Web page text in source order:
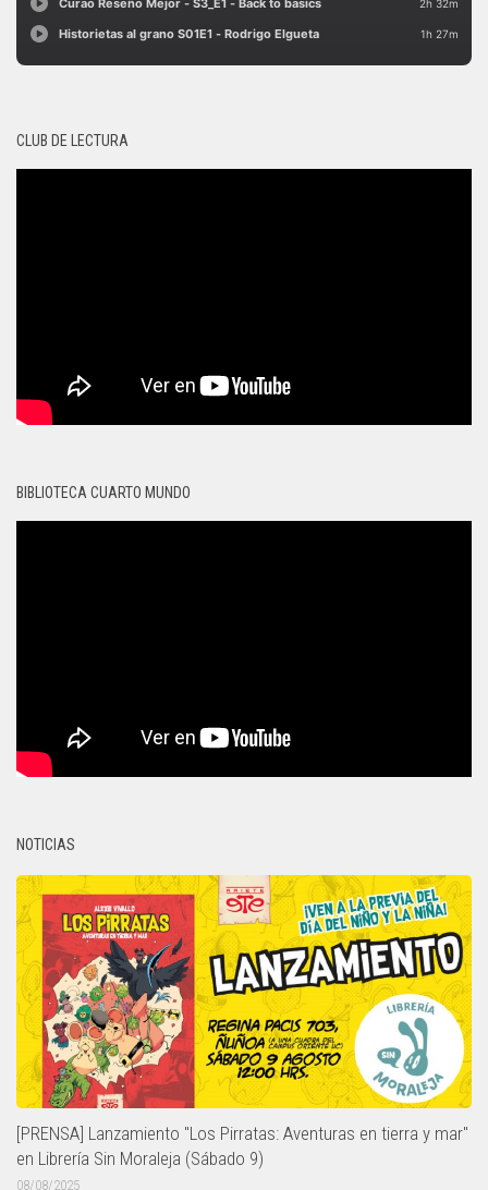
CLUB DE LECTURA
BIBLIOTECA CUARTO MUNDO
NOTICIAS
[PRENSA] Lanzamiento "Los Pirratas: Aventuras en tierra y mar"
en Librería Sin Moraleja (Sábado 9)
08/08/2025